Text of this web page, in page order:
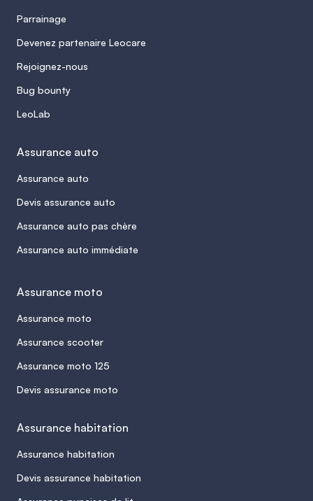
Parrainage
Devenez partenaire Leocare
Rejoignez-nous
Bug bounty
LeoLab
Assurance auto
Assurance auto
Devis assurance auto
Assurance auto pas chère
Assurance auto immédiate
Assurance moto
Assurance moto
Assurance scooter
Assurance moto 125
Devis assurance moto
Assurance habitation
Assurance habitation
Devis assurance habitation